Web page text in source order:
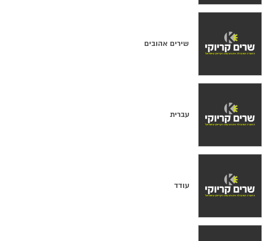
שירים אהובים
עברית
עודד